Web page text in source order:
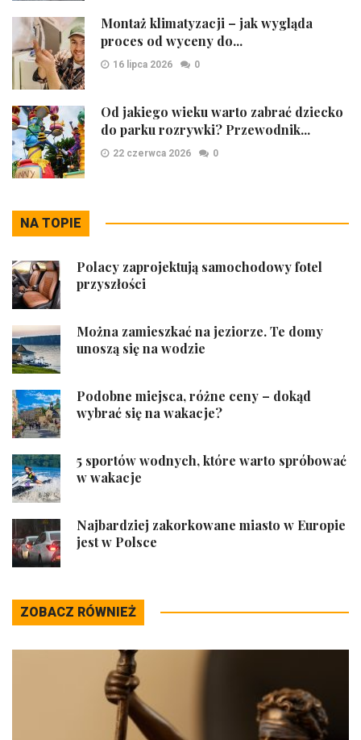
Montaż klimatyzacji – jak wygląda
proces od wyceny do...
16 lipca 2026 0
Od jakiego wieku warto zabrać dziecko
do parku rozrywki? Przewodnik...
22 czerwca 2026 0
NA TOPIE
Polacy zaprojektują samochodowy fotel
przyszłości
Można zamieszkać na jeziorze. Te domy
unoszą się na wodzie
Podobne miejsca, różne ceny – dokąd
wybrać się na wakacje?
5 sportów wodnych, które warto spróbować
w wakacje
Najbardziej zakorkowane miasto w Europie
jest w Polsce
ZOBACZ RÓWNIEŻ